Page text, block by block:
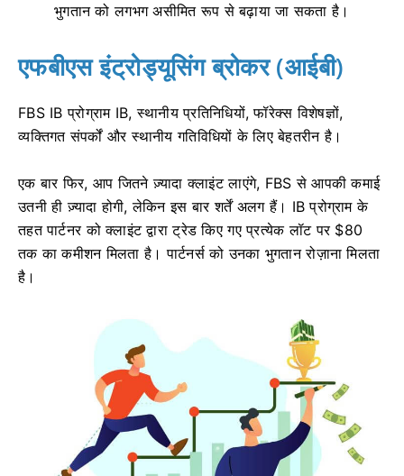
भुगतान को लगभग असीमित रूप से बढ़ाया जा सकता है।
एफबीएस इंट्रोड्यूसिंग ब्रोकर (आईबी)
FBS IB प्रोग्राम IB, स्थानीय प्रतिनिधियों, फॉरेक्स विशेषज्ञों,
व्यक्तिगत संपर्कों और स्थानीय गतिविधियों के लिए बेहतरीन है।
एक बार फिर, आप जितने ज़्यादा क्लाइंट लाएंगे, FBS से आपकी कमाई
उतनी ही ज़्यादा होगी, लेकिन इस बार शर्तें अलग हैं। IB प्रोग्राम के
तहत पार्टनर को क्लाइंट द्वारा ट्रेड किए गए प्रत्येक लॉट पर $80
तक का कमीशन मिलता है। पार्टनर्स को उनका भुगतान रोज़ाना मिलता
है।